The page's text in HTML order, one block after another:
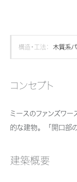
中古住宅検索
分譲マンション検索
売る [MISAWA RELAY]
住まいの売却
企業不動産活用（
社宅建築
医療・介護・子育
土地活用の基礎から長
役立つ多彩な情報を幅
ホテル・旅館リフ
これか
事業用売買
すべてのフィールドに
ご相談窓口
お客様センター
ミサワホームオーナーさ
結ぶコミュニケーション
ミサワホームグル
IR情報
SDGs
採用情報
新卒者採用
構造・工法： 木質系
コンセプト
ミースのファンズワ
的な建物。 「開口部の
建築概要